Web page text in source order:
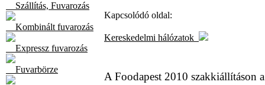
Szállítás, Fuvarozás
Kombinált fuvarozás
Expressz fuvarozás
Fuvarbörze
Kapcsolódó oldal:
Kereskedelmi hálózatok
A Foodapest 2010 szakkiállításon